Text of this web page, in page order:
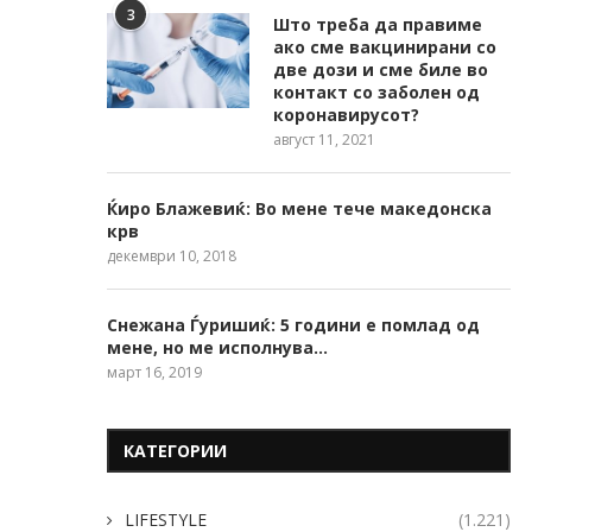
3
Што треба да правиме
ако сме вакцинирани со
две дози и сме биле во
контакт со заболен од
коронавирусот?
август 11, 2021
Ќиро Блажевиќ: Во мене тече македонска
крв
декември 10, 2018
Снежана Ѓуришиќ: 5 години е помлад од
мене, но ме исполнува…
март 16, 2019
КАТЕГОРИИ
LIFESTYLE (1.221)